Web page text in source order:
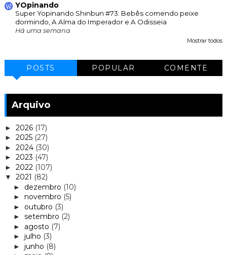
YOpinando
Super Yopinando Shinbun #73: Bebês comendo peixe
dormindo, A Alma do Imperador e A Odisseia
Há uma semana
Mostrar todos
POSTS POPULAR COMENTE
Arquivo
► 2026 (17)
► 2025 (27)
► 2024 (30)
► 2023 (47)
► 2022 (107)
▼ 2021 (82)
► dezembro (10)
► novembro (5)
► outubro (3)
► setembro (2)
► agosto (7)
► julho (3)
► junho (8)